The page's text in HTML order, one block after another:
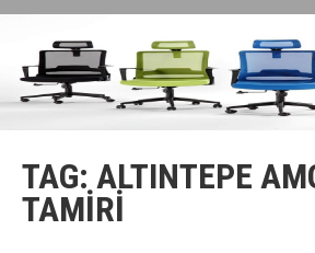
TAG: ALTINTEPE
TAMIRI